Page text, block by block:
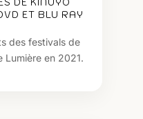
DE KINUYO
ET BLU RAY
des festivals de
Lumière en 2021.